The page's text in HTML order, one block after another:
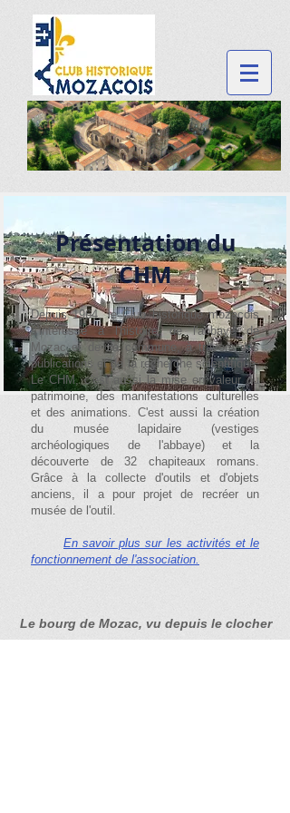
Présentation du
CHM
Depuis 1964, le Club historique mozacois
s'intéresse à l'histoire de l'abbaye de
Mozac et de sa commune, à travers des
publications et de la recherche scientifique.
Le CHM, c'est aussi la mise en valeur du
patrimoine, des manifestations culturelles
et des animations. C'est aussi la création
du musée lapidaire (vestiges
archéologiques de l'abbaye) et la
découverte de 32 chapiteaux romans.
Grâce à la collecte d'outils et d'objets
anciens, il a pour projet de recréer un
musée de l'outil.
En savoir plus sur les activités et le
fonctionnement de l'association.
Le bourg de Mozac, vu depuis le clocher